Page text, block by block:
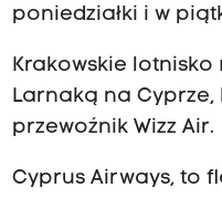
poniedziałki i w
Krakowskie lotnisko
Larnaką na
przewoźnik Wizz Air.
Cyprus Airways, to